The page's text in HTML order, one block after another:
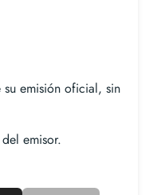
su emisión oficial, sin
emisor.